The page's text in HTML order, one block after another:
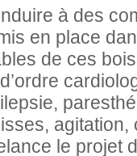
à des
en place
de ces
le projet